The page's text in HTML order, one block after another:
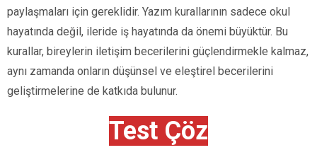
paylaşmaları için gereklidir. Yazım kurallarının sadece okul
hayatında değil, ileride iş hayatında da önemi büyüktür. Bu
kurallar, bireylerin iletişim becerilerini güçlendirmekle kalmaz,
aynı zamanda onların düşünsel ve eleştirel becerilerini
geliştirmelerine de katkıda bulunur.
Test Çöz